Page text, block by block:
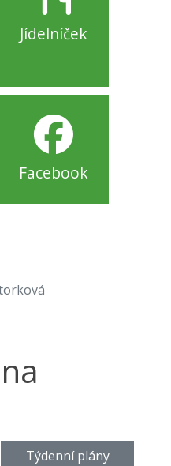
Jídelníček
Facebook
Týdenní plány